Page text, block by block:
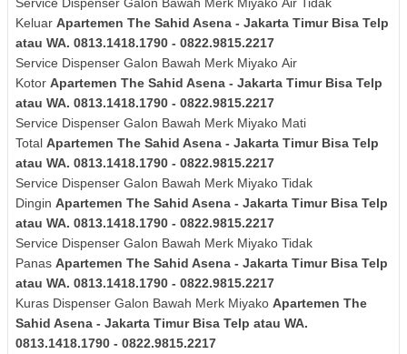
Keluar Apartemen The Sahid Asena - Jakarta Timur Bisa Telp
atau WA. 0813.1418.1790 - 0822.9815.2217
Service Dispenser Galon Bawah Merk Miyako Air
Kotor Apartemen The Sahid Asena - Jakarta Timur Bisa Telp
atau WA. 0813.1418.1790 - 0822.9815.2217
Service Dispenser Galon Bawah Merk Miyako Mati
Total Apartemen The Sahid Asena - Jakarta Timur Bisa Telp
atau WA. 0813.1418.1790 - 0822.9815.2217
Service Dispenser Galon Bawah Merk Miyako Tidak
Dingin Apartemen The Sahid Asena - Jakarta Timur Bisa Telp
atau WA. 0813.1418.1790 - 0822.9815.2217
Service Dispenser Galon Bawah Merk Miyako Tidak
Panas Apartemen The Sahid Asena - Jakarta Timur Bisa Telp
atau WA. 0813.1418.1790 - 0822.9815.2217
Kuras Dispenser Galon Bawah Merk Miyako Apartemen The
Sahid Asena - Jakarta Timur Bisa Telp atau WA.
0813.1418.1790 - 0822.9815.2217